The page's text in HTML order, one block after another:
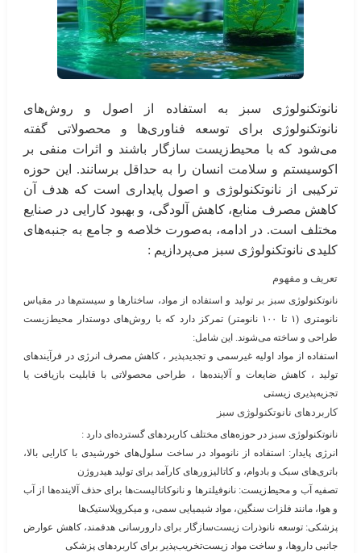
نانوتکنولوژی سبز به استفاده از اصول و روش‌های
نانوتکنولوژی برای توسعه فناوری‌ها و محصولاتی گفته
می‌شود که با محیط‌زیست سازگار باشند و اثرات منفی بر
اکوسیستم و سلامت انسان را به حداقل برسانند. این حوزه
ترکیبی از نانوتکنولوژی و اصول پایداری است که هدف آن
کاهش مصرف منابع، کاهش آلودگی، و بهبود کارایی در صنایع
مختلف است. در ادامه، به‌صورت خلاصه و جامع به جنبه‌های
کلیدی نانوتکنولوژی سبز می‌پردازیم :
تعریف و مفهوم
نانوتکنولوژی سبز بر تولید و استفاده از مواد، ساختارها و سیستم‌ها در مقیاس
نانومتری (۱ تا ۱۰۰ نانومتر) تمرکز دارد که با روش‌های دوستدار محیط‌زیست
طراحی و ساخته می‌شوند. این شامل:
استفاده از مواد اولیه غیرسمی و تجدیدپذیر ، کاهش مصرف انرژی در فرآیندهای
تولید ، کاهش ضایعات و آلاینده‌ها ، طراحی محصولاتی با قابلیت بازیافت یا
تجزیه‌پذیری زیستی
کاربردهای نانوتکنولوژی سبز
نانوتکنولوژی سبز در حوزه‌های مختلف کاربردهای گسترده‌ای دارد :
انرژی پایدار : استفاده از نانومواد در ساخت سلول‌های خورشیدی با کارایی بالا،
باتری‌های سبک و بادوام، و کاتالیزورهای کارآمد برای تولید هیدروژن
تصفیه آب و محیط‌زیست: نانوفیلترها و نانوکاتالیست‌ها برای حذف آلاینده‌ها از آب
و هوا، مانند فلزات سنگین، مواد شیمیایی سمی، و میکروپلاستیک‌ها
پزشکی: توسعه نانوذرات زیست‌سازگار برای دارورسانی هدفمند، کاهش عوارض
جانبی داروها، و ساخت مواد زیست‌تخریب‌پذیر برای کاربردهای پزشکی